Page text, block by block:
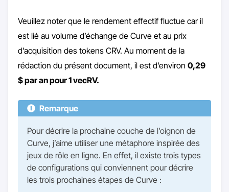
Veuillez noter que le rendement effectif fluctue car il
est lié au volume d’échange de Curve et au prix
d’acquisition des tokens CRV. Au moment de la
rédaction du présent document, il est d’environ 0,29
$ par an pour 1 vecRV.
Remarque
Pour décrire la prochaine couche de l’oignon de
Curve, j’aime utiliser une métaphore inspirée des
jeux de rôle en ligne. En effet, il existe trois types
de configurations qui conviennent pour décrire
les trois prochaines étapes de Curve :